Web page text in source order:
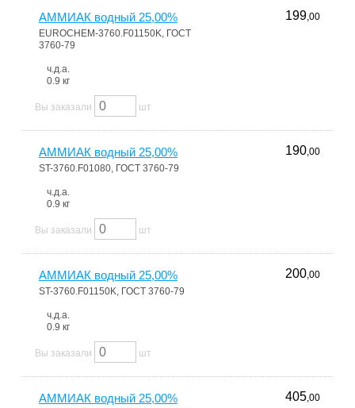
АММИАК водный 25,00%
EUROCHEM-3760.F01150K, ГОСТ
3760-79
ч.д.а.
0.9 кг
199,00
Вы заказали шт
АММИАК водный 25,00%
ST-3760.F01080, ГОСТ 3760-79
ч.д.а.
0.9 кг
190,00
Вы заказали шт
АММИАК водный 25,00%
ST-3760.F01150K, ГОСТ 3760-79
ч.д.а.
0.9 кг
200,00
Вы заказали шт
АММИАК водный 25,00% 405,00